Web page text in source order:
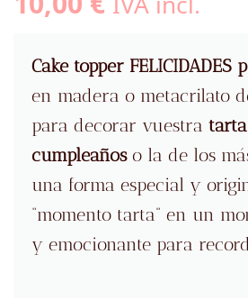
Cake topper FELICIDADES
en madera o metacrilato
para decorar vuestra
cumpleañoso la de los
una forma especial y
“momento tarta” en un
y emocionante para